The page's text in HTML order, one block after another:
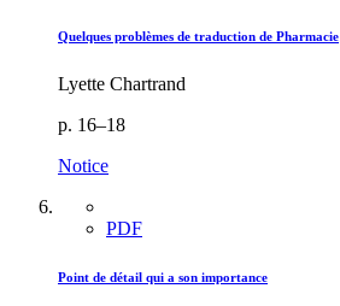
Quelques problèmes de traduction de Pharmacie
Lyette Chartrand
p. 16–18
Notice
PDF
Point de détail qui a son importance